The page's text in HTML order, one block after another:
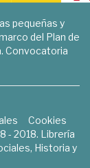
pequeñas y
del Plan de
Convocatoria
Cookies
- 2018. Librería
Historia y